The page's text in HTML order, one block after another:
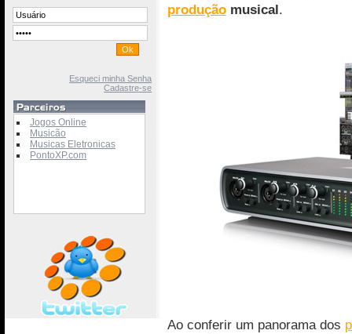
produçãomusical.
Ao conferir um panorama dos
Esqueci minha Senha
Cadastre-se
Jogos Online
Musicão
Musicas Eletronicas
PontoXP.com